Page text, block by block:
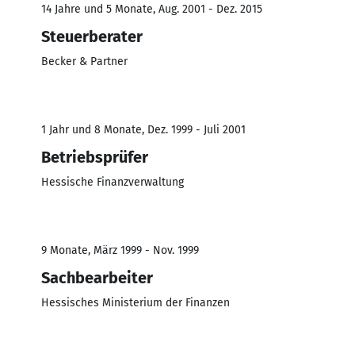
14 Jahre und 5 Monate, Aug. 2001 - Dez. 2015
Steuerberater
Becker & Partner
1 Jahr und 8 Monate, Dez. 1999 - Juli 2001
Betriebsprüfer
Hessische Finanzverwaltung
9 Monate, März 1999 - Nov. 1999
Sachbearbeiter
Hessisches Ministerium der Finanzen